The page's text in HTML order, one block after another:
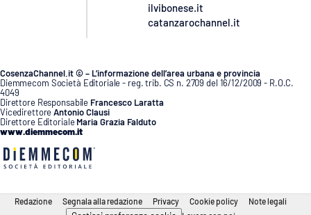
ilvibonese.it
catanzarochannel.it
CosenzaChannel.it © – L’informazione dell’area urbana e provincia
Diemmecom Società Editoriale - reg. trib. CS n. 2709 del 16/12/2009 - R.O.C.
4049
Direttore Responsabile Francesco Laratta
VicedirettoreAntonio Clausi
Direttore Editoriale Maria Grazia Falduto
www.diemmecom.it
Redazione Segnala alla redazione Privacy Cookie policy Note legali